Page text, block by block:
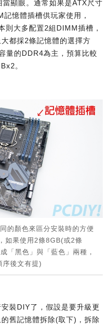
顯眼。通常如果是ATX尺寸
憶體插槽供玩家使用，
則大多配置2組DIMM插槽，
都採2條記憶體的選擇方
量的DDR4為主，預算比較
。
的顏色來區分安裝時的方便
如果使用2條8GB(或2條
「黑色」與「藍色」兩種，
序後文有提)
裝DIY了，假設是要升級更
舊記憶體拆除(取下)，拆除